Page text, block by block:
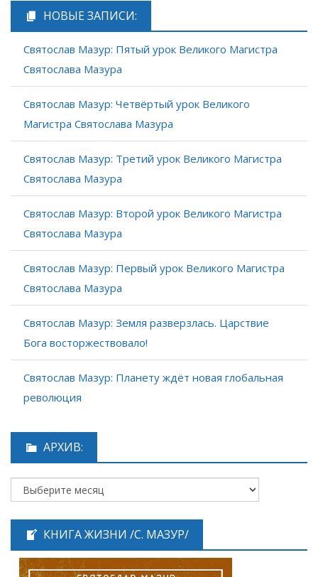
НОВЫЕ ЗАПИСИ:
Святослав Мазур: Пятый урок Великого Магистра
Святослава Мазура
Святослав Мазур: Четвёртый урок Великого
Магистра Святослава Мазура
Святослав Мазур: Третий урок Великого Магистра
Святослава Мазура
Святослав Мазур: Второй урок Великого Магистра
Святослава Мазура
Святослав Мазур: Первый урок Великого Магистра
Святослава Мазура
Святослав Мазур: Земля разверзлась. Царствие
Бога восторжествовало!
Святослав Мазур: Планету ждёт новая глобальная
революция
АРХИВ:
КНИГА ЖИЗНИ /С. МАЗУР/